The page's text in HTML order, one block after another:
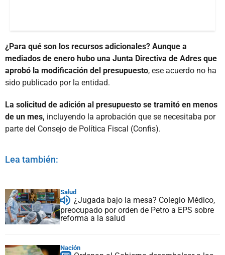
¿Para qué son los recursos adicionales? Aunque a
mediados de enero hubo una Junta Directiva de Adres que
aprobó la modificación del presupuesto, ese acuerdo no ha
sido publicado por la entidad.
La solicitud de adición al presupuesto se tramitó en menos
de un mes, incluyendo la aprobación que se necesitaba por
parte del Consejo de Política Fiscal (Confis).
Lea también:
Salud
¿Jugada bajo la mesa? Colegio Médico,
preocupado por orden de Petro a EPS sobre
reforma a la salud
Nación